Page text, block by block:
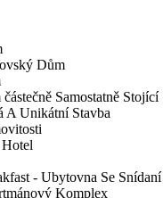
Dům
Samostatně Stojící
A Unikátní Stavba
- Ubytovna Se Snídaní
Komplex